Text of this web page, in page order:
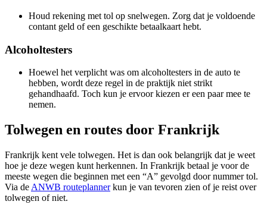
Houd rekening met tol op snelwegen. Zorg dat je voldoende
contant geld of een geschikte betaalkaart hebt.
Alcoholtesters
Hoewel het verplicht was om alcoholtesters in de auto te
hebben, wordt deze regel in de praktijk niet strikt
gehandhaafd. Toch kun je ervoor kiezen er een paar mee te
nemen.
Tolwegen en routes door Frankrijk
Frankrijk kent vele tolwegen. Het is dan ook belangrijk dat je weet
hoe je deze wegen kunt herkennen. In Frankrijk betaal je voor de
meeste wegen die beginnen met een “A” gevolgd door nummer tol.
Via de ANWB routeplannerkun je van tevoren zien of je reist over
tolwegen of niet.